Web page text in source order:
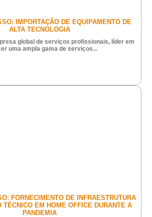
IMPORTAÇÃO DE EQUIPAMENTO DE
ALTA TECNOLOGIA
global de serviços profissionais, líder em
uma ampla gama de serviços...
FORNECIMENTO DE INFRAESTRUTURA
TÉCNICO EM HOME OFFICE DURANTE A
PANDEMIA